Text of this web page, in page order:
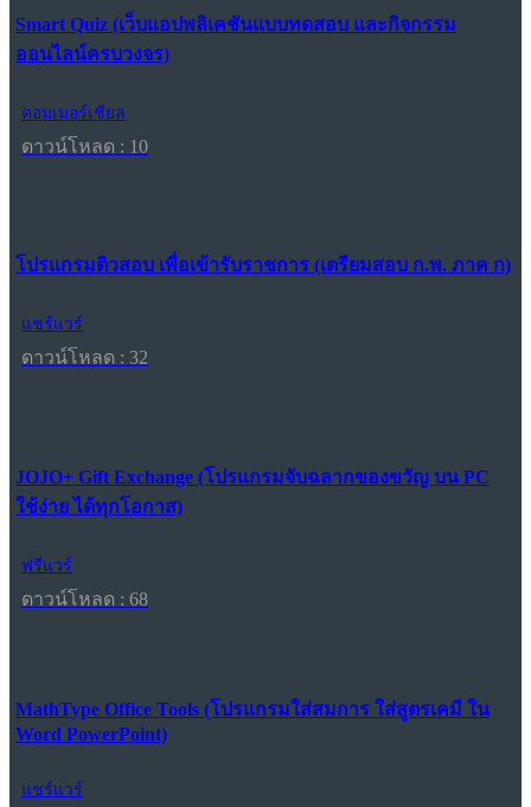
Smart Quiz (เว็บแอปพลิเคชันแบบทดสอบ และกิจกรรม
ออนไลน์ครบวงจร)
คอมเมอร์เชียล
ดาวน์โหลด : 10
โปรแกรมติวสอบ เพื่อเข้ารับราชการ (เตรียมสอบ ก.พ. ภาค ก)
แชร์แวร์
ดาวน์โหลด : 32
JOJO+ Gift Exchange (โปรแกรมจับฉลากของขวัญ บน PC
ใช้ง่าย ได้ทุกโอกาส)
ฟรีแวร์
ดาวน์โหลด : 68
MathType Office Tools (โปรแกรมใส่สมการ ใส่สูตรเคมี ใน
Word PowerPoint)
แชร์แวร์